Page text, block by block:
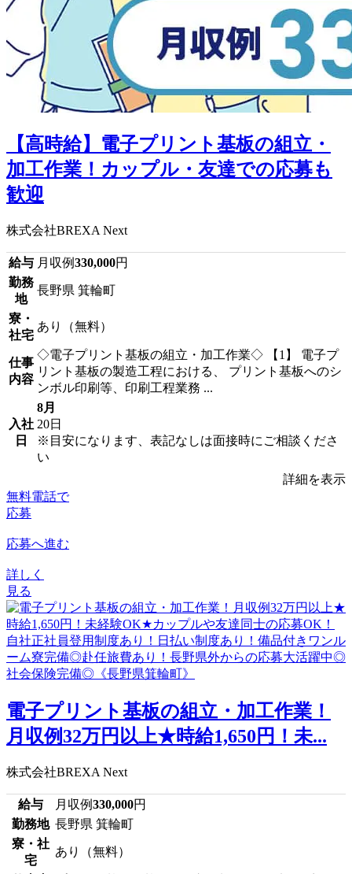
【高時給】電子プリント基板の組立・
加工作業！カップル・友達での応募も
歓迎
株式会社BREXA Next
給与 月収例330,000円
勤務
地
長野県 箕輪町
寮・
社宅
あり（無料）
仕事
内容
◇電子プリント基板の組立・加工作業◇ 【1】 電子プ
リント基板の製造工程における、 プリント基板へのシ
ンボル印刷等、印刷工程業務 ...
入社
日
8月
20日
※目安になります、表記なしは面接時にご相談くださ
い
詳細を表示
無料電話で
応募
応募へ進む
詳しく
見る
電子プリント基板の組立・加工作業！
月収例32万円以上★時給1,650円！未...
株式会社BREXA Next
給与 月収例330,000円
勤務地 長野県 箕輪町
寮・社
宅
あり（無料）